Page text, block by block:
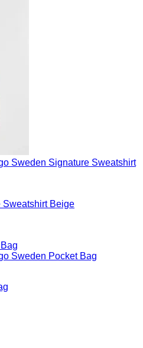
Sweatshirt Beige